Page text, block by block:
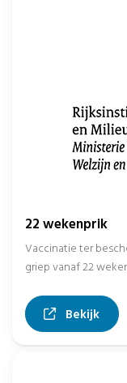
22 wekenprik
Vaccinatie ter
griep vanaf 22
Bekijk,